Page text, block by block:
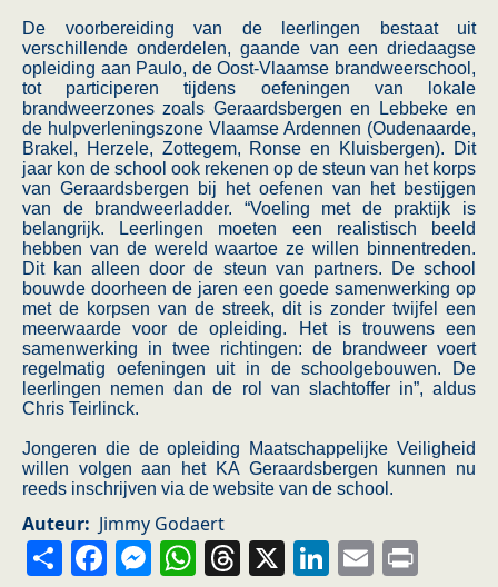
De voorbereiding van de leerlingen bestaat uit
verschillende onderdelen, gaande van een driedaagse
opleiding aan Paulo, de Oost-Vlaamse brandweerschool,
tot participeren tijdens oefeningen van lokale
brandweerzones zoals Geraardsbergen en Lebbeke en
de hulpverleningszone Vlaamse Ardennen (Oudenaarde,
Brakel, Herzele, Zottegem, Ronse en Kluisbergen). Dit
jaar kon de school ook rekenen op de steun van het korps
van Geraardsbergen bij het oefenen van het bestijgen
van de brandweerladder. “Voeling met de praktijk is
belangrijk. Leerlingen moeten een realistisch beeld
hebben van de wereld waartoe ze willen binnentreden.
Dit kan alleen door de steun van partners. De school
bouwde doorheen de jaren een goede samenwerking op
met de korpsen van de streek, dit is zonder twijfel een
meerwaarde voor de opleiding. Het is trouwens een
samenwerking in twee richtingen: de brandweer voert
regelmatig oefeningen uit in de schoolgebouwen. De
leerlingen nemen dan de rol van slachtoffer in”, aldus
Chris Teirlinck.
Jongeren die de opleiding Maatschappelijke Veiligheid
willen volgen aan het KA Geraardsbergen kunnen nu
reeds inschrijven via de website van de school.
Auteur Jimmy Godaert
ShareFacebook
Messenger
WhatsApp
Threads
X LinkedIn
Email